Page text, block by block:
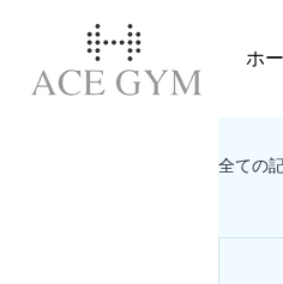
ホ
全ての